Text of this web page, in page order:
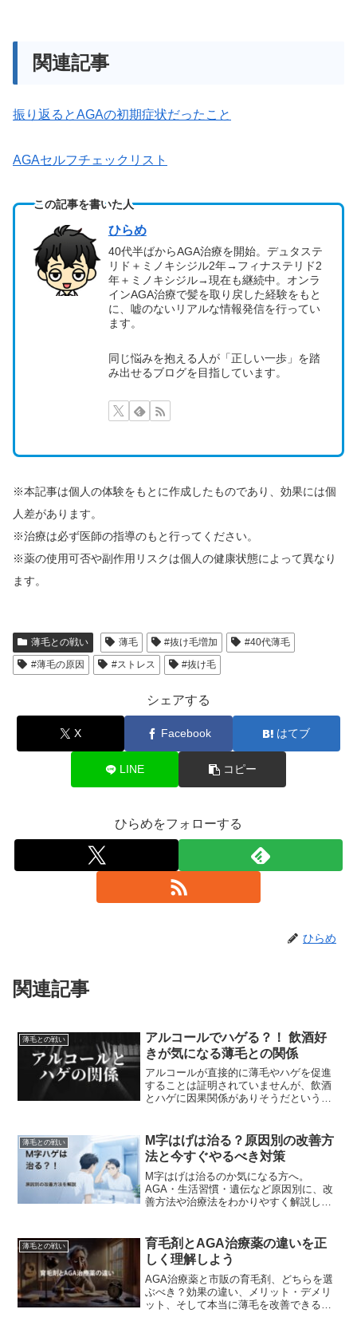
関連記事
振り返るとAGAの初期症状だったこと
AGAセルフチェックリスト
この記事を書いた人
ひらめ
40代半ばからAGA治療を開始。デュタステ
リド＋ミノキシジル2年→フィナステリド2
年＋ミノキシジル→現在も継続中。オンラ
インAGA治療で髪を取り戻した経験をもと
に、嘘のないリアルな情報発信を行ってい
ます。
同じ悩みを抱える人が「正しい一歩」を踏
み出せるブログを目指しています。
※本記事は個人の体験をもとに作成したものであり、効果には個
人差があります。
※治療は必ず医師の指導のもと行ってください。
※薬の使用可否や副作用リスクは個人の健康状態によって異なり
ます。
薄毛との戦い 薄毛 #抜け毛増加
#40代薄毛
#薄毛の原因
#ストレス #抜け毛
シェアする
X Facebook はてブ
LINE コピー
ひらめをフォローする
ひらめ
関連記事
薄毛との戦い
アルコールでハゲる？！ 飲酒好
きが気になる薄毛との関係
アルコールが直接的に薄毛やハゲを促進
することは証明されていませんが、飲酒
とハゲに因果関係がありそうだという理
薄毛との戦い
M字はげは治る？原因別の改善方
法と今すぐやるべき対策
M字はげは治るのか気になる方へ。
AGA・生活習慣・遺伝など原因別に、改
善方法や治療法をわかりやすく解説しま
薄毛との戦い
育毛剤とAGA治療薬の違いを正
しく理解しよう
AGA治療薬と市販の育毛剤、どちらを選
ぶべき？効果の違い、メリット・デメリ
ット、そして本当に薄毛を改善できる方